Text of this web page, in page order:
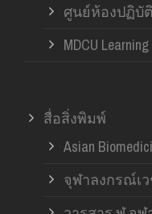
ศูนย์ห้องปฏิบั
MDCU
สื่อสิ่งพิมพ์
Asian
จุฬาลงกรณ์เ